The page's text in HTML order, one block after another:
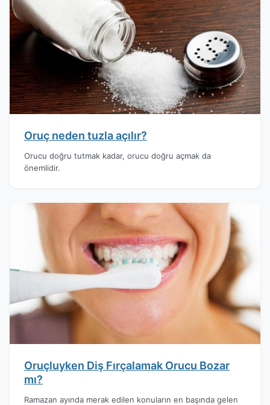
Oruç neden tuzla açılır?
Orucu doğru tutmak kadar, orucu doğru açmak da
önemlidir.
Oruçluyken Diş Fırçalamak Orucu Bozar
mı?
Ramazan ayında merak edilen konuların en başında gelen